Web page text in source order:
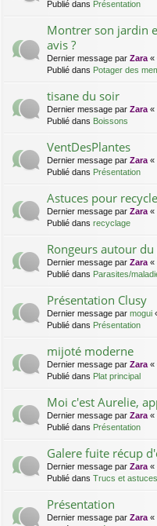
Publié dans Présentation
Montrer son jardin
avis ?
Dernier message par Zara «
Publié dans Potager des
tisane du soir
Dernier message par Zara «
Publié dans Boissons
VentDesPlantes
Dernier message par Zara «
Publié dans Présentation
Astuces pour
Dernier message par Zara «
Publié dans recyclage
Rongeurs autour
Dernier message par Zara «
Publié dans Parasites/
Présentation Clusy
Dernier message par mogui
Publié dans Présentation
mijoté moderne
Dernier message par Zara «
Publié dans Plat principal
Moi c'est Aurelie,
Dernier message par Zara «
Publié dans Présentation
Galere fuite récup
Dernier message par Zara «
Publié dans Trucs et
Présentation
Dernier message par Zara «